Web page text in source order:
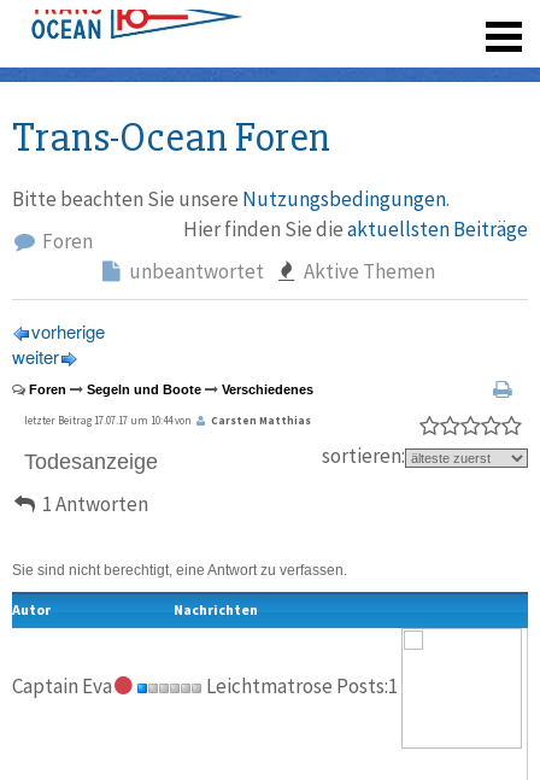
Trans-Ocean Foren
Bitte beachten Sie unsere Nutzungsbedingungen.
Hier finden Sie dieaktuellsten Beiträge
Foren
unbeantwortet
Aktive Themen
vorherige
weiter
Foren Segeln und Boote Verschiedenes
letzter Beitrag 17.07.17 um 10:44 von Carsten Matthias
Todesanzeige
1 Antworten
sortieren:
Sie sind nicht berechtigt, eine Antwort zu verfassen.
Autor Nachrichten
Captain Eva Leichtmatrose Posts:1